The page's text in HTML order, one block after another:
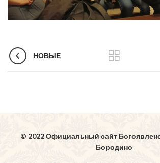
НОВЫЕ
© 2022 Официальный сайт
Бородино